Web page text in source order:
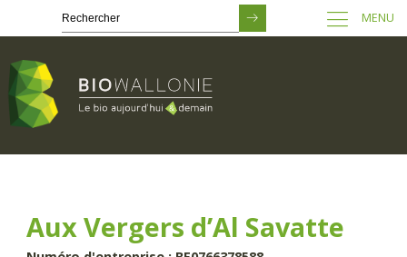
principal
MENU
Aux Vergers d’Al Savatte